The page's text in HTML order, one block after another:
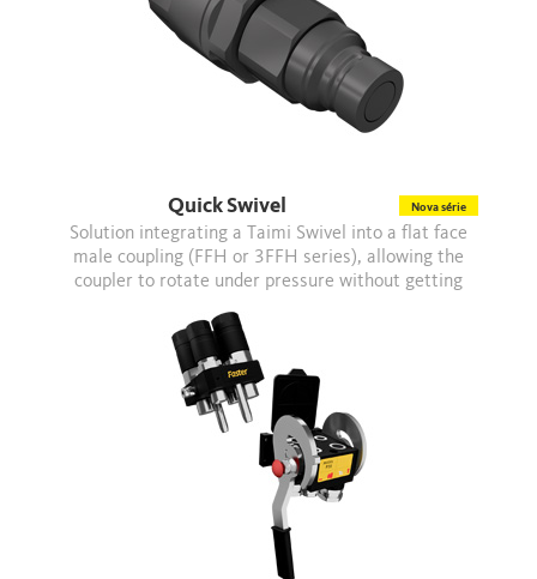
Quick Swivel Nova série
Solution integrating a Taimi Swivel into a flat face
male coupling (FFH or 3FFH series), allowing the
coupler to rotate under pressure without getting